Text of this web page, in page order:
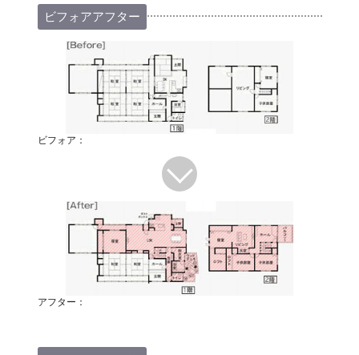
ビフォアアフター
ビフォア：
アフター：